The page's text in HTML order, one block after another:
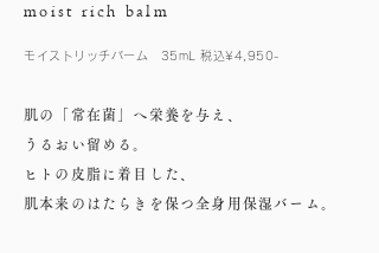
moist rich balm
モイストリッチバーム 35mL 税込¥4,950-
肌の「常在菌」へ栄養を与え、
うるおい留める。
ヒトの皮脂に着目した、
肌本来のはたらきを保つ全身用保湿バーム。